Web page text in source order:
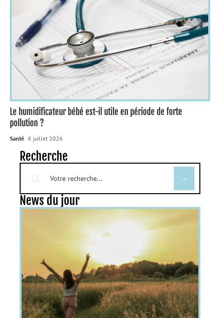
Le humidificateur bébé est-il utile en période de forte
pollution ?
Santé 8 juillet 2026
Recherche
News du jour